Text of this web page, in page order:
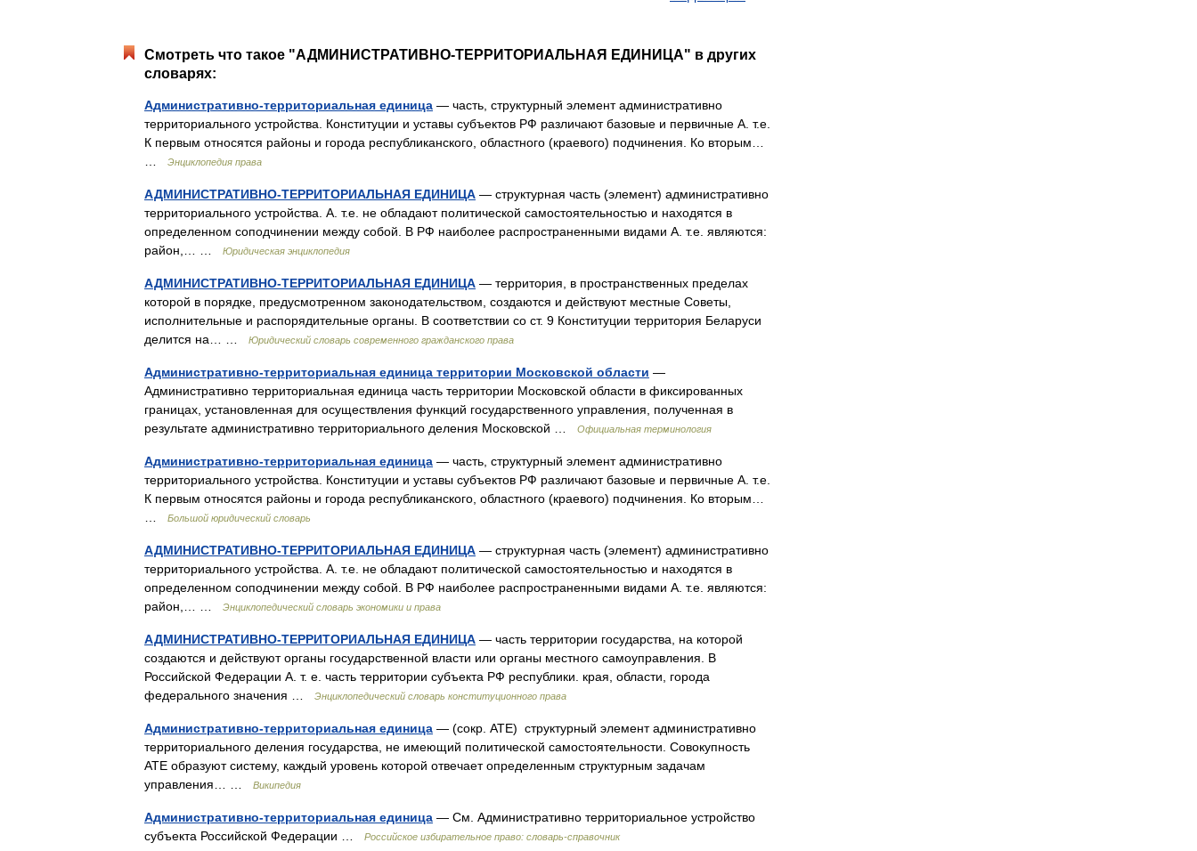
Смотреть что такое "АДМИНИСТРАТИВНО-ТЕРРИТОРИАЛЬНАЯ ЕДИНИЦА" в других
словарях:
Административно-территориальная единица — часть, структурный элемент административно
территориального устройства. Конституции и уставы субъектов РФ различают базовые и первичные А. т.е.
К первым относятся районы и города республиканского, областного (краевого) подчинения. Ко вторым…
Энциклопедия права
АДМИНИСТРАТИВНО-ТЕРРИТОРИАЛЬНАЯ ЕДИНИЦА — структурная часть (элемент) административно
территориального устройства. А. т.е. не обладают политической самостоятельностью и находятся в
определенном соподчинении между собой. В РФ наиболее распространенными видами А. т.е. являются:
район,… …
Юридическая энциклопедия
АДМИНИСТРАТИВНО-ТЕРРИТОРИАЛЬНАЯ ЕДИНИЦА — территория, в пространственных пределах
которой в порядке, предусмотренном законодательством, создаются и действуют местные Советы,
исполнительные и распорядительные органы. В соответствии со ст. 9 Конституции территория Беларуси
делится на… …
Юридический словарь современного гражданского права
Административно-территориальная единица территории Московской области —
Административно территориальная единица часть территории Московской области в фиксированных
границах, установленная для осуществления функций государственного управления, полученная в
результате административно территориального деления Московской …
Официальная терминология
Административно-территориальная единица — часть, структурный элемент административно
территориального устройства. Конституции и уставы субъектов РФ различают базовые и первичные А. т.е.
К первым относятся районы и города республиканского, областного (краевого) подчинения. Ко вторым…
Большой юридический словарь
АДМИНИСТРАТИВНО-ТЕРРИТОРИАЛЬНАЯ ЕДИНИЦА — структурная часть (элемент) административно
территориального устройства. А. т.е. не обладают политической самостоятельностью и находятся в
определенном соподчинении между собой. В РФ наиболее распространенными видами А. т.е. являются:
район,… …
Энциклопедический словарь экономики и права
АДМИНИСТРАТИВНО-ТЕРРИТОРИАЛЬНАЯ ЕДИНИЦА — часть территории государства, на которой
создаются и действуют органы государственной власти или органы местного самоуправления. В
Российской Федерации А. т. е. часть территории субъекта РФ республики. края, области, города
федерального значения …
Энциклопедический словарь конституционного права
Административно-территориальная единица — (сокр. АТЕ) структурный элемент административно
территориального деления государства, не имеющий политической самостоятельности. Совокупность
АТЕ образуют систему, каждый уровень которой отвечает определенным структурным задачам
управления… …
Википедия
Административно-территориальная единица — См. Административно территориальное устройство
субъекта Российской Федерации …
Российское избирательное право: словарь-справочник